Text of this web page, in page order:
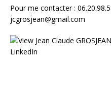
Pour me contacter :
jcgrosjean@gmail.com